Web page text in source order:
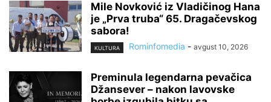
Mile Novković iz Vladičinog Hana
je „Prva truba“ 65. Dragačevskog
sabora!
KULTURA Rominfomedia - avgust 10, 2026
Preminula legendarna pevačica
Džansever – nakon lavovske